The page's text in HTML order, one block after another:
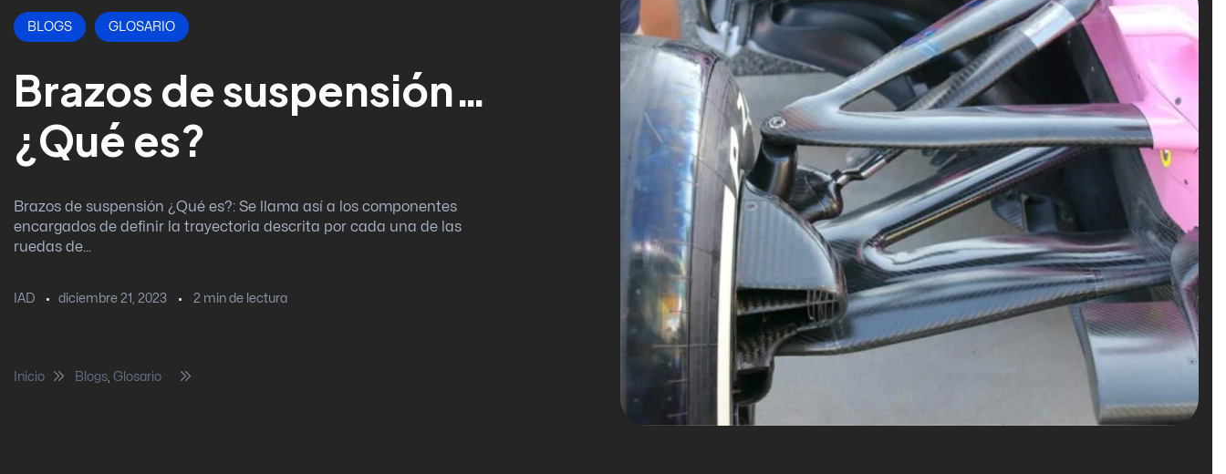
BLOGS GLOSARIO
Brazos de suspensión…
¿Qué es?
Brazos de suspensión ¿Qué es?: Se llama así a los componentes
encargados de definir la trayectoria descrita por cada una de las
ruedas de...
IAD diciembre 21, 2023 2 min de lectura
Inicio Blogs Glosario